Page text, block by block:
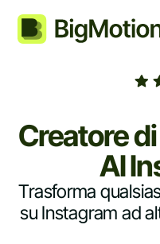
Creatore
AI
Trasforma
su Instagram ad